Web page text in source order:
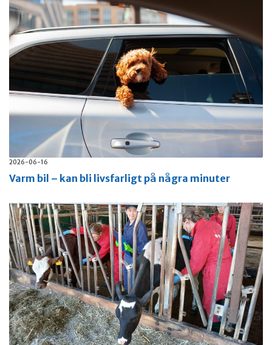
2026-06-16
Varm bil – kan bli livsfarligt på några minuter